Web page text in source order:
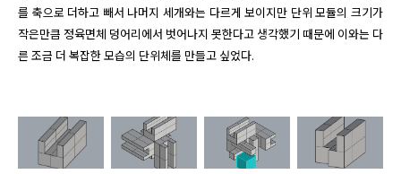
를 축으로 더하고 빼서 나머지 세개와는 다르게 보이지만 단위 모듈의 크기가
작은만큼 정육면체 덩어리에서 벗어나지 못한다고 생각했기 때문에 이와는 다
른 조금 더 복잡한 모습의 단위체를 만들고 싶었다.